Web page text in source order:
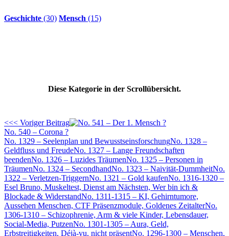
Geschichte (30) Mensch (15)
Diese Kategorie in der Scrollübersicht.
<<< Voriger Beitrag
No. 540 – Corona ?
No. 1329 – Seelenplan und BewusstseinsforschungNo. 1328 –
Geldfluss und FreudeNo. 1327 – Lange Freundschaften
beendenNo. 1326 – Luzides TräumenNo. 1325 – Personen in
TräumenNo. 1324 – SecondhandNo. 1323 – Naivität-DummheitNo.
1322 – Verletzen-TriggernNo. 1321 – Gold kaufenNo. 1316-1320 –
Esel Bruno, Muskeltest, Dienst am Nächsten, Wer bin ich &
Blockade & WiderstandNo. 1311-1315 – KI, Gehirntumore,
Aussehen Menschen, CTF Präsenzmodule, Goldenes ZeitalterNo.
1306-1310 – Schizophrenie, Arm & viele Kinder, Lebensdauer,
Social-Media, PutzenNo. 1301-1305 – Aura, Geld,
Erbstreitigkeiten, Déjà-vu, nicht präsentNo. 1296-1300 – Menschen,